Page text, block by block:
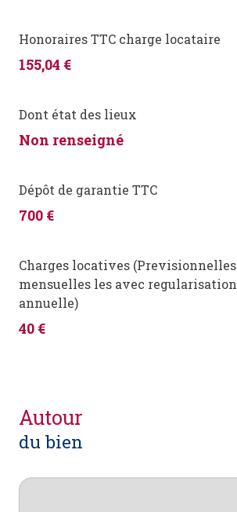
Honoraires TTC charge locataire
155,04 €
Dont état des lieux
Non renseigné
Dépôt de garantie TTC
700 €
Charges locatives (Previsionnelles
mensuelles les avec regularisation
annuelle)
40 €
autour
du bien